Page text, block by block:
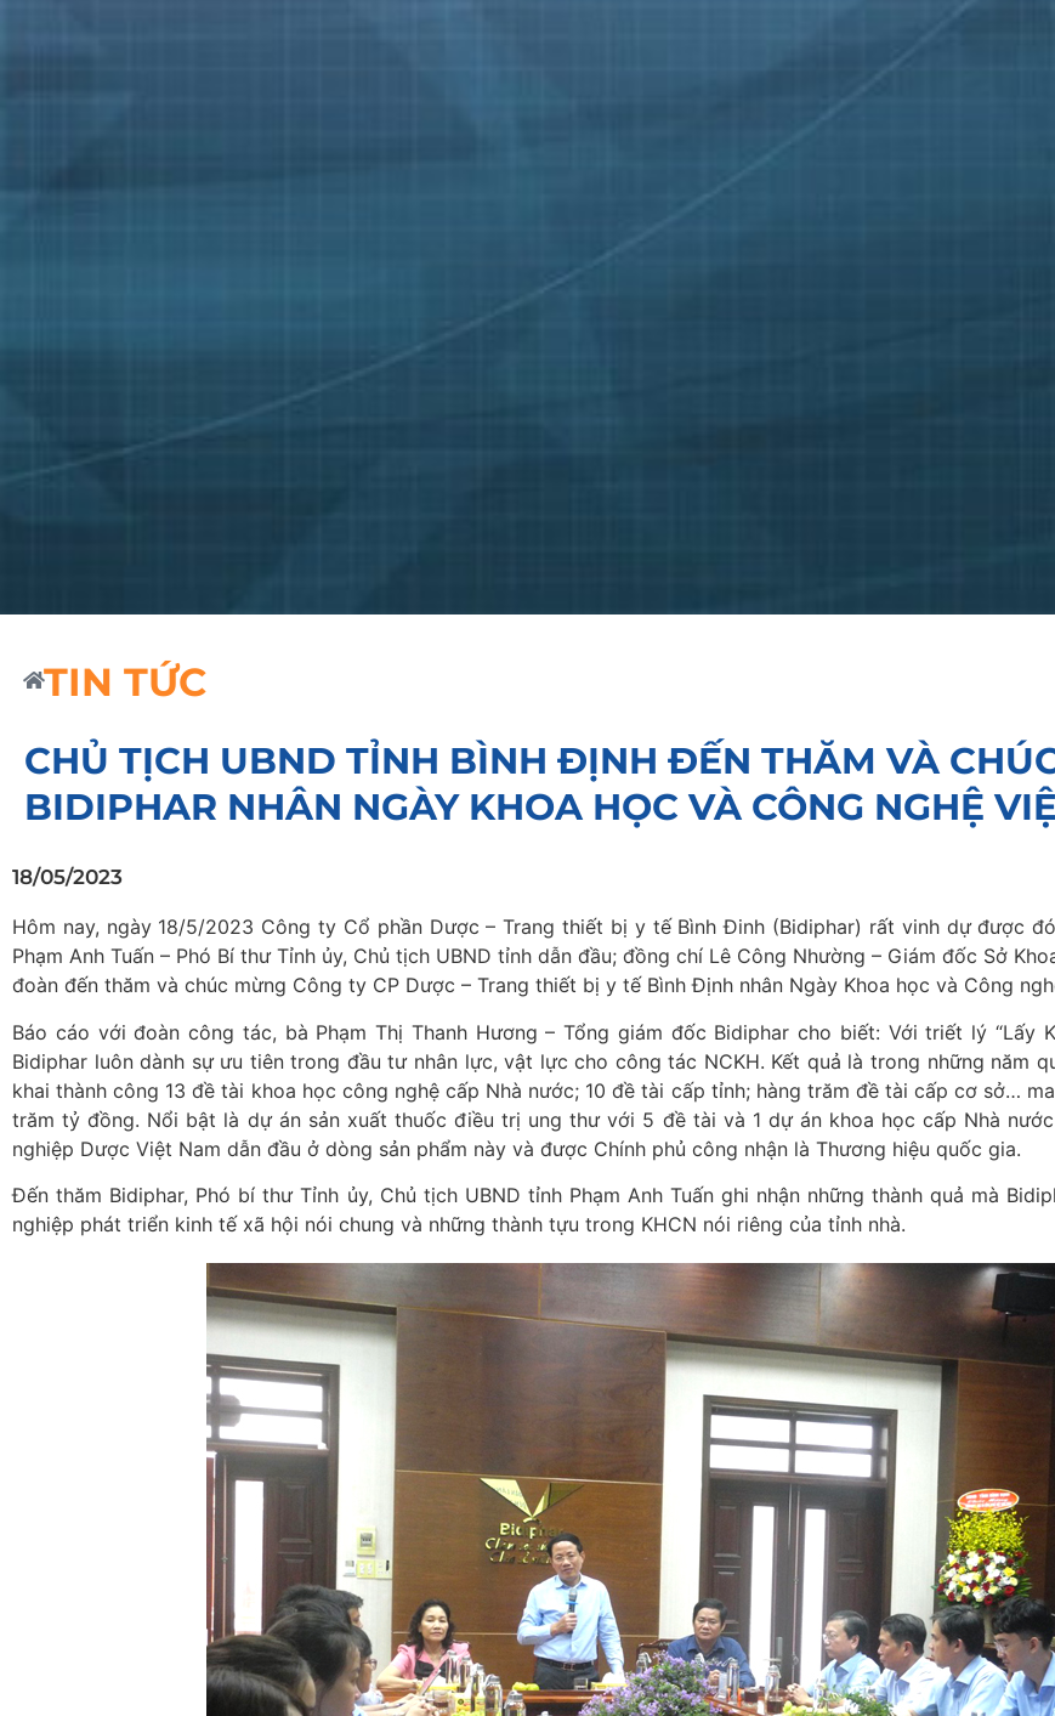
TIN TỨC
CHỦ TỊCH UBND TỈNH BÌNH ĐỊNH ĐẾN THĂM VÀ
BIDIPHAR NHÂN NGÀY KHOA HỌC VÀ CÔNG NGHỆ
18/05/2023
Hôm nay, ngày 18/5/2023 Công ty Cổ phần Dược – Trang thiết bị y tế Bình Đinh (Bidiphar) rất vinh dự được
Phạm Anh Tuấn – Phó Bí thư Tỉnh ủy, Chủ tịch UBND tỉnh dẫn đầu; đồng chí Lê Công Nhường – Giám đốc Sở
đoàn đến thăm và chúc mừng Công ty CP Dược – Trang thiết bị y tế Bình Định nhân Ngày Khoa học và Công
Báo cáo với đoàn công tác, bà Phạm Thị Thanh Hương – Tổng giám đốc Bidiphar cho biết: Với triết lý “Lấy
Bidiphar luôn dành sự ưu tiên trong đầu tư nhân lực, vật lực cho công tác NCKH. Kết quả là trong những năm
khai thành công 13 đề tài khoa học công nghệ cấp Nhà nước; 10 đề tài cấp tỉnh; hàng trăm đề tài cấp cơ sở…
trăm tỷ đồng. Nổi bật là dự án sản xuất thuốc điều trị ung thư với 5 đề tài và 1 dự án khoa học cấp Nhà
nghiệp Dược Việt Nam dẫn đầu ở dòng sản phẩm này và được Chính phủ công nhận là Thương hiệu quốc gia.
Đến thăm Bidiphar, Phó bí thư Tỉnh ủy, Chủ tịch UBND tỉnh Phạm Anh Tuấn ghi nhận những thành quả mà
nghiệp phát triển kinh tế xã hội nói chung và những thành tựu trong KHCN nói riêng của tỉnh nhà.